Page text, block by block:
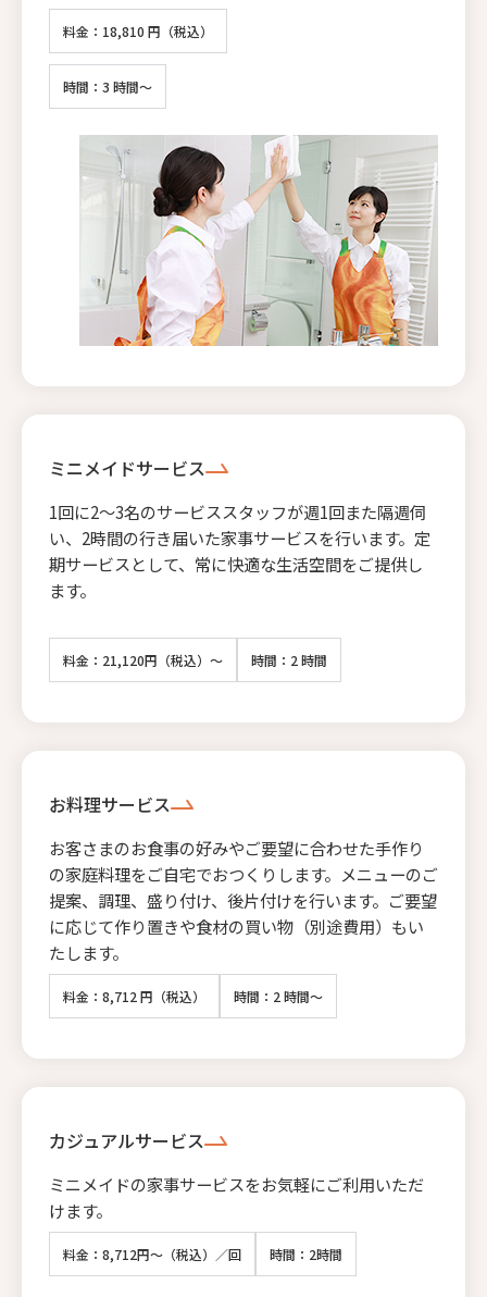
料金：18,810 円（税込）
時間：3 時間～
ミニメイドサービス
1回に2〜3名のサービススタッフが週1回また隔週伺
い、2時間の行き届いた家事サービスを行います。定
期サービスとして、常に快適な生活空間をご提供し
ます。
料金：21,120円（税込）～ 時間：2 時間
お料理サービス
お客さまのお食事の好みやご要望に合わせた手作り
の家庭料理をご自宅でおつくりします。メニューのご
提案、調理、盛り付け、後片付けを行います。ご要望
に応じて作り置きや食材の買い物（別途費用）もい
たします。
料金：8,712 円（税込） 時間：2 時間～
カジュアルサービス
ミニメイドの家事サービスをお気軽にご利用いただ
けます。
料金：8,712円～（税込）／回 時間：2時間